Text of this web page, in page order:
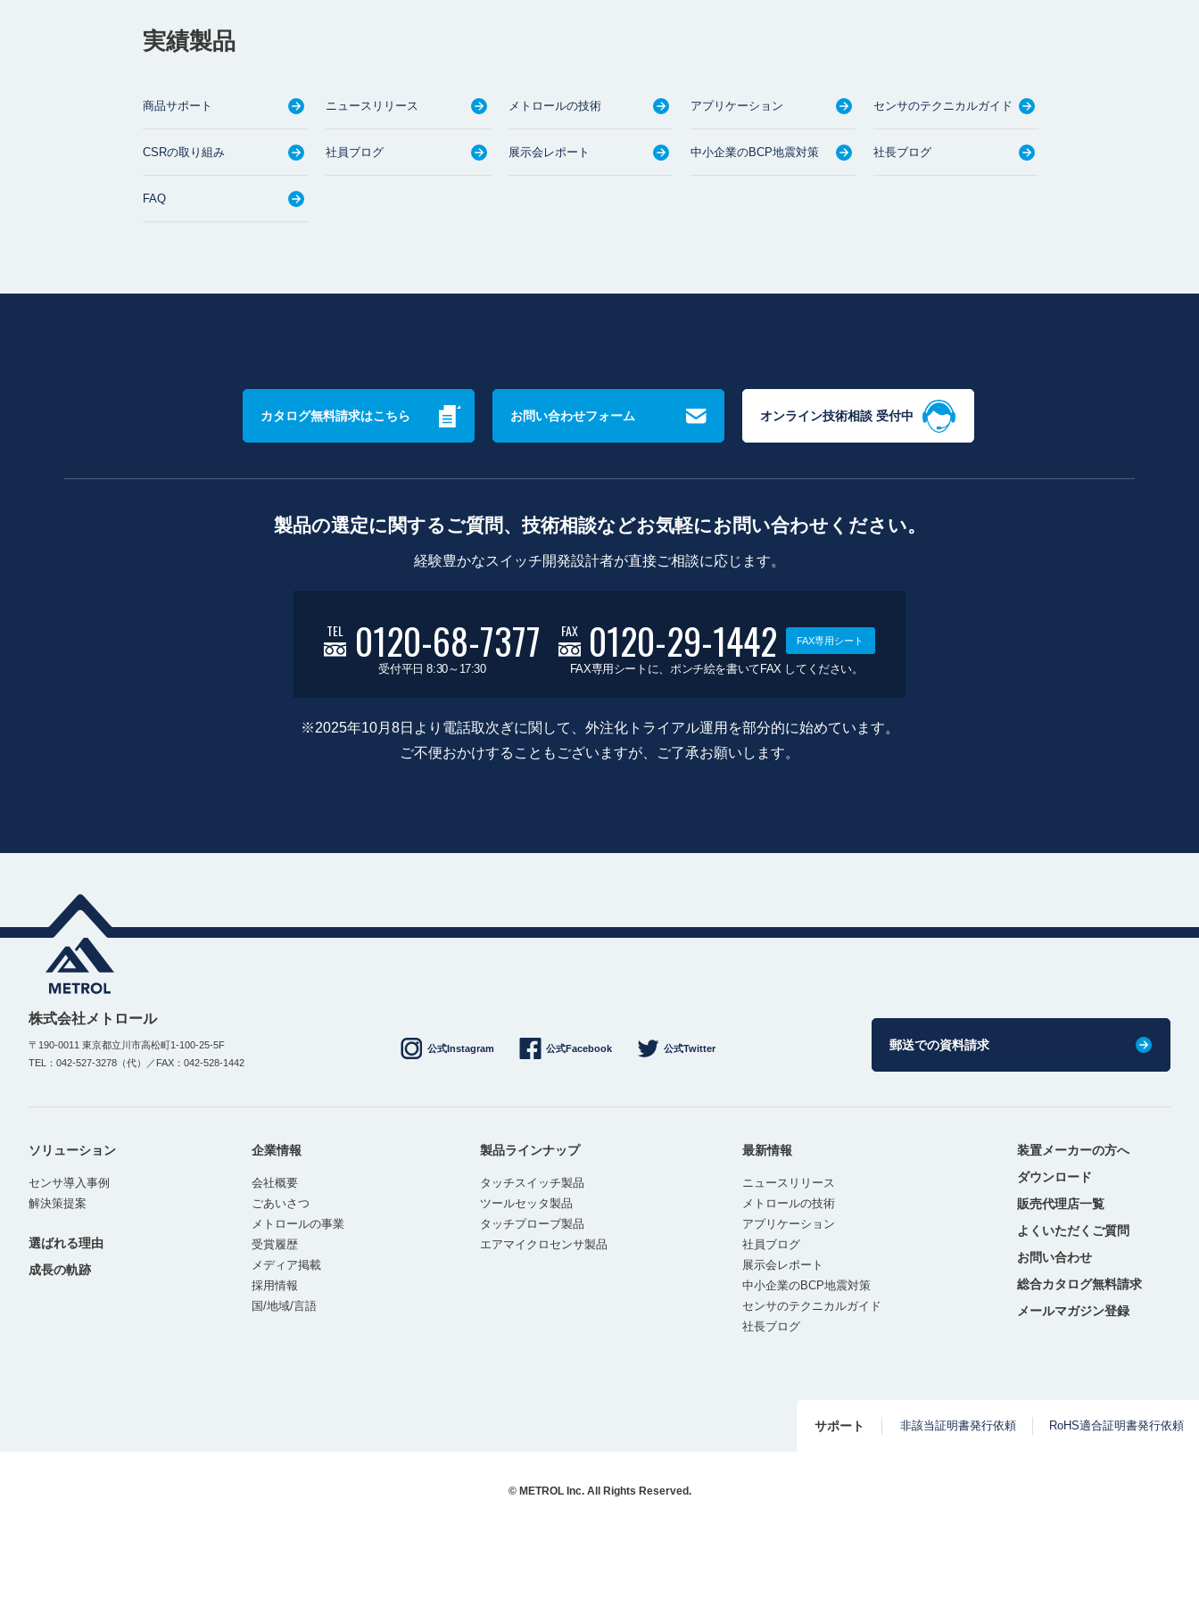
実績製品
商品サポート ニュースリリース メトロールの技術 アプリケーション センサのテクニカルガイド
CSRの取り組み 社員ブログ 展示会レポート 中小企業のBCP地震対策 社長ブログ
FAQ
カタログ無料請求はこちら お問い合わせフォーム オンライン技術相談 受付中
製品の選定に関するご質問、技術相談などお気軽にお問い合わせください。
経験豊かなスイッチ開発設計者が直接ご相談に応じます。
TEL 0120-68-7377
受付平日 8:30～17:30
FAX 0120-29-1442 FAX専用シート
FAX専用シートに、ポンチ絵を書いてFAX してください。
※2025年10月8日より電話取次ぎに関して、外注化トライアル運用を部分的に始めています。
ご不便おかけすることもございますが、ご了承お願いします。
株式会社メトロール
〒190-0011 東京都立川市高松町1-100-25-5F
TEL：042-527-3278（代）／FAX：042-528-1442
公式Instagram 公式Facebook 公式Twitter 郵送での資料請求
ソリューション
センサ導入事例
解決策提案
選ばれる理由
成長の軌跡
企業情報
会社概要
ごあいさつ
メトロールの事業
受賞履歴
メディア掲載
採用情報
国/地域/言語
製品ラインナップ
タッチスイッチ製品
ツールセッタ製品
タッチプローブ製品
エアマイクロセンサ製品
最新情報
ニュースリリース
メトロールの技術
アプリケーション
社員ブログ
展示会レポート
中小企業のBCP地震対策
センサのテクニカルガイド
社長ブログ
装置メーカーの方へ
ダウンロード
販売代理店一覧
よくいただくご質問
お問い合わせ
総合カタログ無料請求
メールマガジン登録
サポート 非該当証明書発行依頼 RoHS適合証明書発行依頼
© METROL Inc. All Rights Reserved.